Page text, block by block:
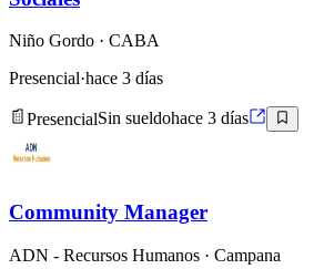
Niño Gordo · CABA
Presencial·hace 3 días
PresencialSin sueldohace 3 días
Community Manager
ADN - Recursos Humanos · Campana